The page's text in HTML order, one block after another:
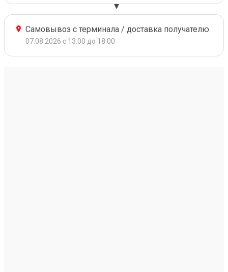
Самовывоз с терминала / доставка получателю
07.08.2026 с 13:00 до 18:00